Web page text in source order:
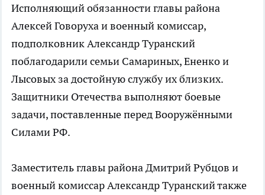
Исполняющий обязанности главы района
Алексей Говоруха и военный комиссар,
подполковник Александр Туранский
поблагодарили семьи Самариных, Ененко и
Лысовых за достойную службу их близких.
Защитники Отечества выполняют боевые
задачи, поставленные перед Вооружёнными
Силами РФ.
Заместитель главы района Дмитрий Рубцов и
военный комиссар Александр Туранский также